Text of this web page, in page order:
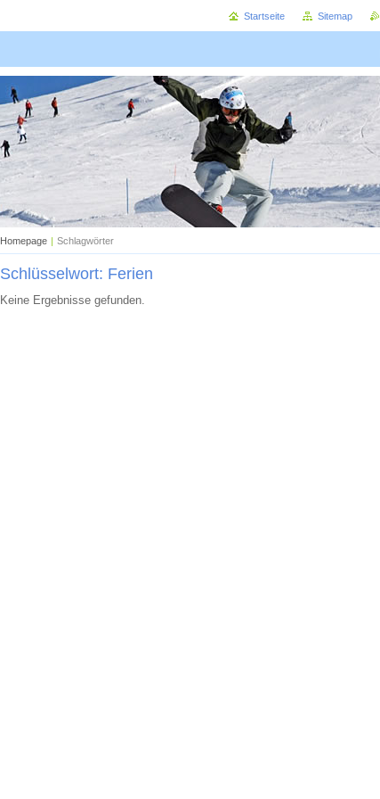
Homepage | Schlagwörter
Schlüsselwort: Ferien
Keine Ergebnisse gefunden.
Startseite Sitemap